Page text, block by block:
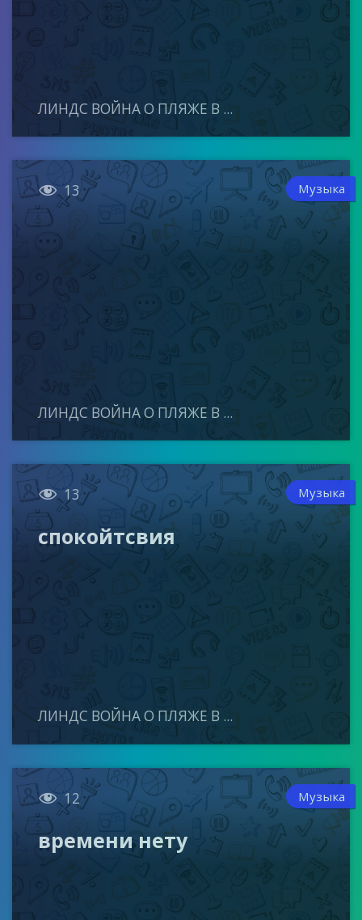
ЛИНДС ВОЙНА О ПЛЯЖЕ В ...
 13 Музыка
ЛИНДС ВОЙНА О ПЛЯЖЕ В ...
 13 Музыка
спокойтсвия
ЛИНДС ВОЙНА О ПЛЯЖЕ В ...
 12 Музыка
времени нету